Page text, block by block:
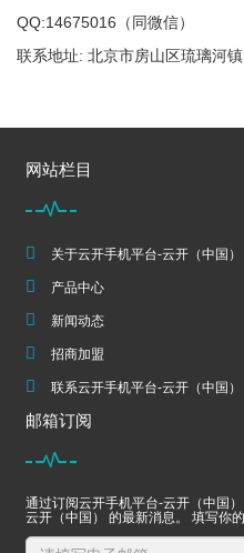
QQ:14675016（同微信）
联系地址: 北京市房山区琉璃河镇
网站栏目
关于云开手机平台-云开（中国）
产品中心
新闻动态
招商加盟
联系云开手机平台-云开（中国）
邮箱订阅
通过订阅云开手机平台-云开（中国
云开（中国） 的最新消息。 填写你